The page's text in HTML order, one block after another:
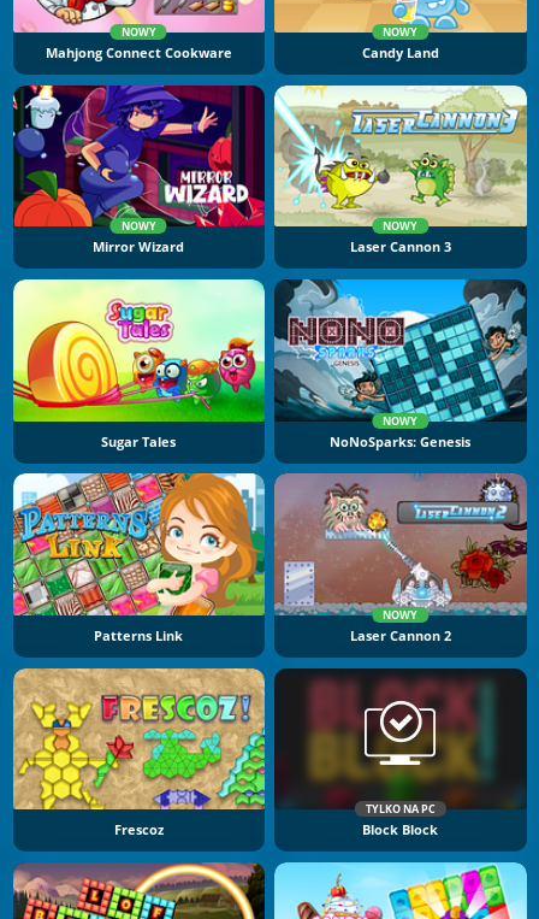
NOWY
Mahjong Connect Cookware
NOWY
Candy Land
NOWY
Mirror Wizard
NOWY
Laser Cannon 3
Sugar Tales
NOWY
NoNoSparks: Genesis
Patterns Link
NOWY
Laser Cannon 2
Frescoz
TYLKO NA PC
Block Block